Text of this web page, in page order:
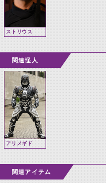
ストリウス
関連怪人
アリメギド
関連アイテム